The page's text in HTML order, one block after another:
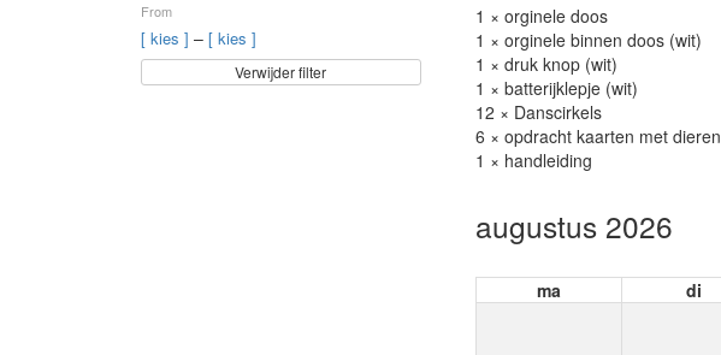
From
[ kies ] – [ kies ]
Verwijder filter
1 × orginele doos
1 × orginele binnen doos (wit)
1 × druk knop (wit)
1 × batterijklepje (wit)
12 × Danscirkels
6 × opdracht kaarten met dieren
1 × handleiding
augustus 2026
ma di